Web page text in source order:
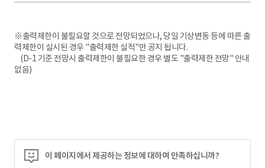
※출력제한이 불필요할 것으로 전망되었으나, 당일 기상변동 등에 따른 출
력제한이 실시된 경우 "출력제한 실적"만 공지 됩니다.
(D-1 기준 전망시 출력제한이 불필요한 경우 별도 "출력제한 전망" 안내
없음)
이 페이지에서 제공하는 정보에 대하여 만족하십니까?